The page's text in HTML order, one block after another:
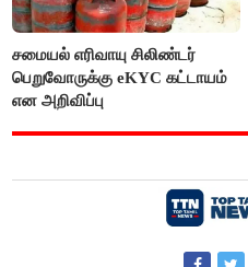
சமையல் எரிவாயு சிலிண்டர்
பெறுவோருக்கு eKYC கட்டாயம்
என அறிவிப்பு